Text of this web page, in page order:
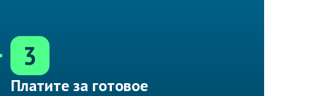
3
Платите за готовое